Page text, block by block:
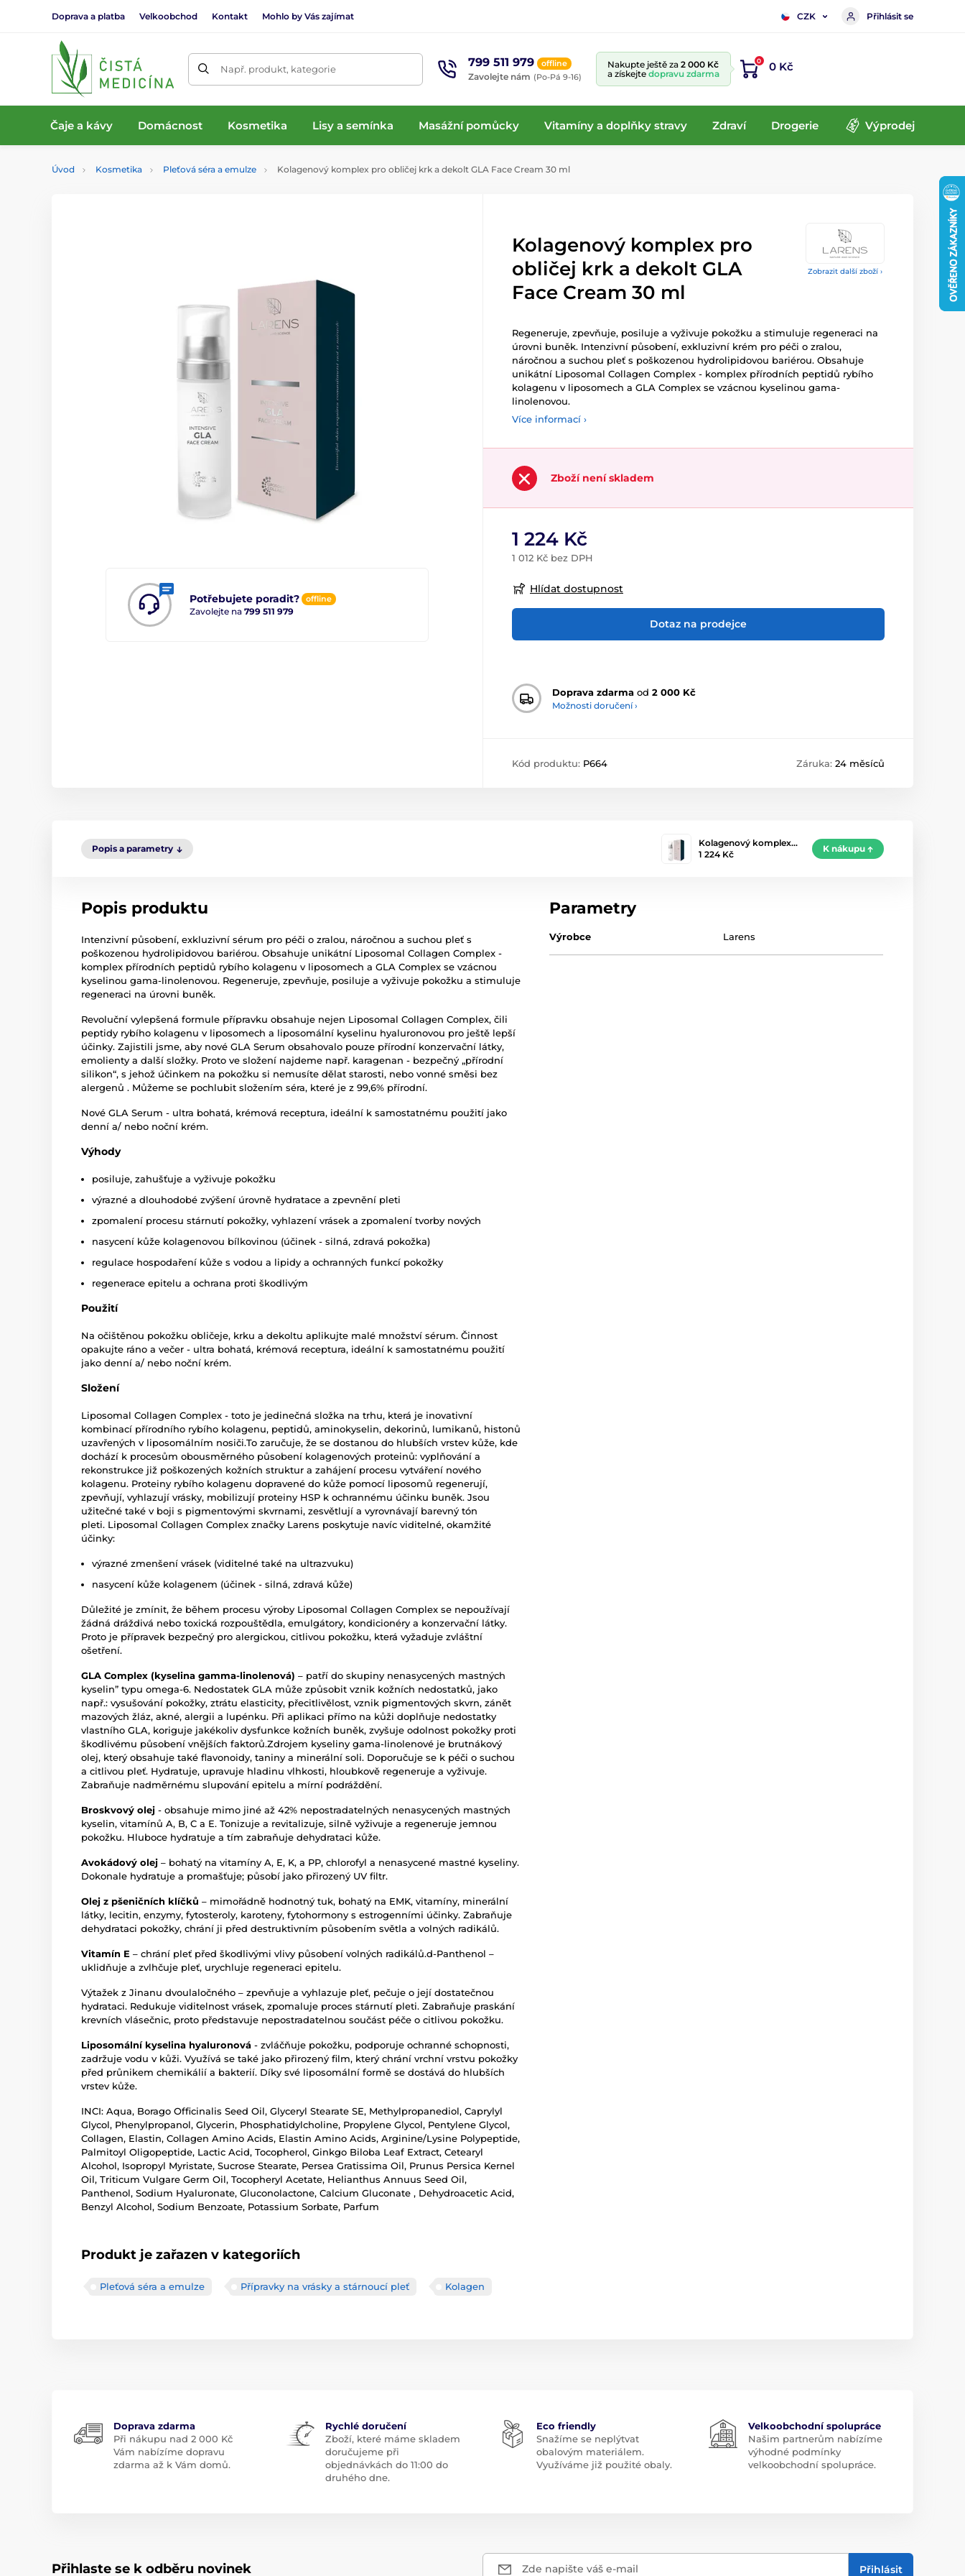
Doprava a platba Velkoobchod Kontakt Mohlo by Vás zajímat CZK Přihlásit se
Např. produkt, kategorie 799 511 979 offline
Zavolejte nám (Po-Pá 9-16)
Nakupte ještě za 2 000 Kč
a získejte dopravu zdarma
0 0 Kč
Čaje a kávy Domácnost Kosmetika Lisy a semínka Masážní pomůcky Vitamíny a doplňky stravy Zdraví Drogerie Výprodej
Úvod Kosmetika Pleťová séra a emulze Kolagenový komplex pro obličej krk a dekolt GLA Face Cream 30 ml
Zobrazit další zboží ›
Potřebujete poradit? offline
Zavolejte na 799 511 979
Kolagenový komplex pro
obličej krk a dekolt GLA
Face Cream 30 ml
Regeneruje, zpevňuje, posiluje a vyživuje pokožku a stimuluje regeneraci na
úrovni buněk. Intenzivní působení, exkluzivní krém pro péči o zralou,
náročnou a suchou pleť s poškozenou hydrolipidovou bariérou. Obsahuje
unikátní Liposomal Collagen Complex - komplex přírodních peptidů rybího
kolagenu v liposomech a GLA Complex se vzácnou kyselinou gama-
linolenovou.
Více informací ›
Zboží není skladem
1 224 Kč
1 012 Kč bez DPH
Hlídat dostupnost
Dotaz na prodejce
Doprava zdarma od 2 000 Kč
Možnosti doručení ›
Kód produktu: P664 Záruka: 24 měsíců
Popis a parametry
Kolagenový komplex…
1 224 Kč
K nákupu
Popis produktu
Intenzivní působení, exkluzivní sérum pro péči o zralou, náročnou a suchou pleť s
poškozenou hydrolipidovou bariérou. Obsahuje unikátní Liposomal Collagen Complex -
komplex přírodních peptidů rybího kolagenu v liposomech a GLA Complex se vzácnou
kyselinou gama-linolenovou. Regeneruje, zpevňuje, posiluje a vyživuje pokožku a stimuluje
regeneraci na úrovni buněk.
Revoluční vylepšená formule přípravku obsahuje nejen Liposomal Collagen Complex, čili
peptidy rybího kolagenu v liposomech a liposomální kyselinu hyaluronovou pro ještě lepší
účinky. Zajistili jsme, aby nové GLA Serum obsahovalo pouze přírodní konzervační látky,
emolienty a další složky. Proto ve složení najdeme např. karagenan - bezpečný „přírodní
silikon“, s jehož účinkem na pokožku si nemusíte dělat starosti, nebo vonné směsi bez
alergenů . Můžeme se pochlubit složením séra, které je z 99,6% přírodní.
Nové GLA Serum - ultra bohatá, krémová receptura, ideální k samostatnému použití jako
denní a/ nebo noční krém.
Výhody
posiluje, zahušťuje a vyživuje pokožku
výrazné a dlouhodobé zvýšení úrovně hydratace a zpevnění pleti
zpomalení procesu stárnutí pokožky, vyhlazení vrásek a zpomalení tvorby nových
nasycení kůže kolagenovou bílkovinou (účinek - silná, zdravá pokožka)
regulace hospodaření kůže s vodou a lipidy a ochranných funkcí pokožky
regenerace epitelu a ochrana proti škodlivým
Použití
Na očištěnou pokožku obličeje, krku a dekoltu aplikujte malé množství sérum. Činnost
opakujte ráno a večer - ultra bohatá, krémová receptura, ideální k samostatnému použití
jako denní a/ nebo noční krém.
Složení
Liposomal Collagen Complex - toto je jedinečná složka na trhu, která je inovativní
kombinací přírodního rybího kolagenu, peptidů, aminokyselin, dekorinů, lumikanů, histonů
uzavřených v liposomálním nosiči.To zaručuje, že se dostanou do hlubších vrstev kůže, kde
dochází k procesům obousměrného působení kolagenových proteinů: vyplňování a
rekonstrukce již poškozených kožních struktur a zahájení procesu vytváření nového
kolagenu. Proteiny rybího kolagenu dopravené do kůže pomocí liposomů regenerují,
zpevňují, vyhlazují vrásky, mobilizují proteiny HSP k ochrannému účinku buněk. Jsou
užitečné také v boji s pigmentovými skvrnami, zesvětlují a vyrovnávají barevný tón
pleti. Liposomal Collagen Complex značky Larens poskytuje navíc viditelné, okamžité
účinky:
výrazné zmenšení vrásek (viditelné také na ultrazvuku)
nasycení kůže kolagenem (účinek - silná, zdravá kůže)
Důležité je zmínit, že během procesu výroby Liposomal Collagen Complex se nepoužívají
žádná dráždivá nebo toxická rozpouštědla, emulgátory, kondicionéry a konzervační látky.
Proto je přípravek bezpečný pro alergickou, citlivou pokožku, která vyžaduje zvláštní
ošetření.
GLA Complex (kyselina gamma-linolenová) – patří do skupiny nenasycených mastných
kyselin” typu omega-6. Nedostatek GLA může způsobit vznik kožních nedostatků, jako
např.: vysušování pokožky, ztrátu elasticity, přecitlivělost, vznik pigmentových skvrn, zánět
mazových žláz, akné, alergii a lupénku. Při aplikaci přímo na kůži doplňuje nedostatky
vlastního GLA, koriguje jakékoliv dysfunkce kožních buněk, zvyšuje odolnost pokožky proti
škodlivému působení vnějších faktorů.Zdrojem kyseliny gama-linolenové je brutnákový
olej, který obsahuje také flavonoidy, taniny a minerální soli. Doporučuje se k péči o suchou
a citlivou pleť. Hydratuje, upravuje hladinu vlhkosti, hloubkově regeneruje a vyživuje.
Zabraňuje nadměrnému slupování epitelu a mírní podráždění.
Broskvový olej - obsahuje mimo jiné až 42% nepostradatelných nenasycených mastných
kyselin, vitamínů A, B, C a E. Tonizuje a revitalizuje, silně vyživuje a regeneruje jemnou
pokožku. Hluboce hydratuje a tím zabraňuje dehydrataci kůže.
Avokádový olej – bohatý na vitamíny A, E, K, a PP, chlorofyl a nenasycené mastné kyseliny.
Dokonale hydratuje a promašťuje; působí jako přirozený UV filtr.
Olej z pšeničních klíčků – mimořádně hodnotný tuk, bohatý na EMK, vitamíny, minerální
látky, lecitin, enzymy, fytosteroly, karoteny, fytohormony s estrogenními účinky. Zabraňuje
dehydrataci pokožky, chrání ji před destruktivním působením světla a volných radikálů.
Vitamín E – chrání pleť před škodlivými vlivy působení volných radikálů.d-Panthenol –
uklidňuje a zvlhčuje pleť, urychluje regeneraci epitelu.
Výtažek z Jinanu dvoulaločného – zpevňuje a vyhlazuje pleť, pečuje o její dostatečnou
hydrataci. Redukuje viditelnost vrásek, zpomaluje proces stárnutí pleti. Zabraňuje praskání
krevních vlásečnic, proto představuje nepostradatelnou součást péče o citlivou pokožku.
Liposomální kyselina hyaluronová - zvláčňuje pokožku, podporuje ochranné schopnosti,
zadržuje vodu v kůži. Využívá se také jako přirozený film, který chrání vrchní vrstvu pokožky
před průnikem chemikálií a bakterií. Díky své liposomální formě se dostává do hlubších
vrstev kůže.
INCI: Aqua, Borago Officinalis Seed Oil, Glyceryl Stearate SE, Methylpropanediol, Caprylyl
Glycol, Phenylpropanol, Glycerin, Phosphatidylcholine, Propylene Glycol, Pentylene Glycol,
Collagen, Elastin, Collagen Amino Acids, Elastin Amino Acids, Arginine/Lysine Polypeptide,
Palmitoyl Oligopeptide, Lactic Acid, Tocopherol, Ginkgo Biloba Leaf Extract, Cetearyl
Alcohol, Isopropyl Myristate, Sucrose Stearate, Persea Gratissima Oil, Prunus Persica Kernel
Oil, Triticum Vulgare Germ Oil, Tocopheryl Acetate, Helianthus Annuus Seed Oil,
Panthenol, Sodium Hyaluronate, Gluconolactone, Calcium Gluconate , Dehydroacetic Acid,
Benzyl Alcohol, Sodium Benzoate, Potassium Sorbate, Parfum
Produkt je zařazen v kategoriích
Pleťová séra a emulze Přípravky na vrásky a stárnoucí pleť Kolagen
Parametry
Výrobce Larens
Doprava zdarma
Při nákupu nad 2 000 Kč
Vám nabízíme dopravu
zdarma až k Vám domů.
Rychlé doručení
Zboží, které máme skladem
doručujeme při
objednávkách do 11:00 do
druhého dne.
Eco friendly
Snažíme se neplýtvat
obalovým materiálem.
Využíváme již použité obaly.
Velkoobchodní spolupráce
Našim partnerům nabízíme
výhodné podmínky
velkoobchodní spolupráce.
Přihlaste se k odběru novinek Zde napište váš e-mail Přihlásit